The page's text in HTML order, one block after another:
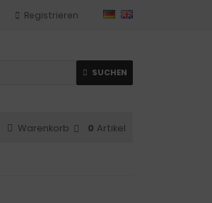
Registrieren
SUCHEN
Warenkorb 0 Artikel